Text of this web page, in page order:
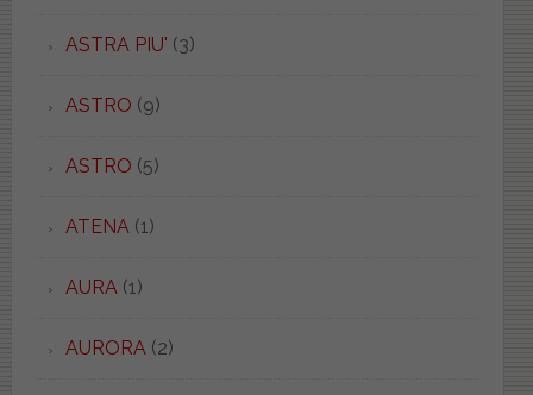
ASTRA PIU' (3)
ASTRO (9)
ASTRO (5)
ATENA (1)
AURA (1)
AURORA (2)